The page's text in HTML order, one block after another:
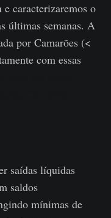
caracterizaremos o
últimas semanas. A
por Camarões (<
com essas
saídas líquidas
saldos
mínimas de